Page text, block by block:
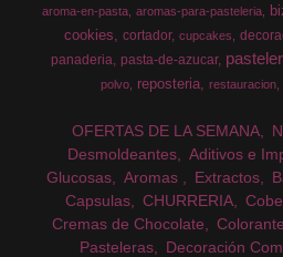
aroma-en-pasta aromas-para-pasteleria
cookies cortador cupcakes
panaderia pasta-de-azucar
polvo
reposteria restauracion
OFERTAS DE LA SEMANA
Desmoldeantes
Aditivos e
Glucosas
Aromas Extractos
Capsulas
CHURRERIA
Cremas de Chocolate
Pasteleras
Decoración